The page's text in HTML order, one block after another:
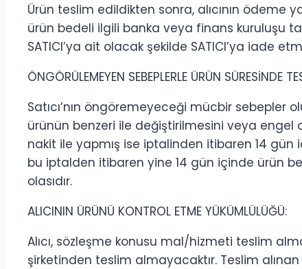
Ürün teslim edildikten sonra, alıcının ödeme
ürün bedeli ilgili banka veya finans kuruluşu
SATICI’ya ait olacak şekilde SATICI’ya iade
ÖNGÖRÜLEMEYEN SEBEPLERLE ÜRÜN SÜRESİNDE
Satıcı’nın öngöremeyeceği mücbir sebepler
ürünün benzeri ile değiştirilmesini veya engel
nakit ile yapmış ise iptalinden itibaren 14 gün
bu iptalden itibaren yine 14 gün içinde ürün
olasıdır.
ALICININ ÜRÜNÜ KONTROL ETME YÜKÜMLÜLÜĞÜ:
Alıcı, sözleşme konusu mal/hizmeti teslim
şirketinden teslim almayacaktır. Teslim